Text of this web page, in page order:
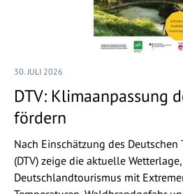
30. JULI 2026
DTV: Klimaanpassung
fördern
Nach Einschätzung des Deutschen
(DTV) zeige die aktuelle
Deutschlandtourismus mit